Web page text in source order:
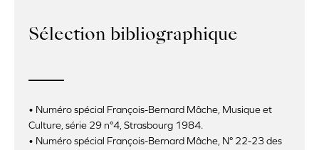
Sélection bibliographique
• Numéro spécial François-Bernard Mâche, Musique et
Culture, série 29 n°4, Strasbourg 1984.
• Numéro spécial François-Bernard Mâche, N° 22-23 des